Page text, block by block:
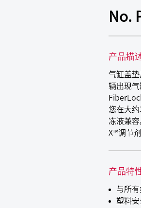
No.
产品描
气缸盖
辆出现
您在大
冻液兼
X™调节
产品特
与所
塑料安